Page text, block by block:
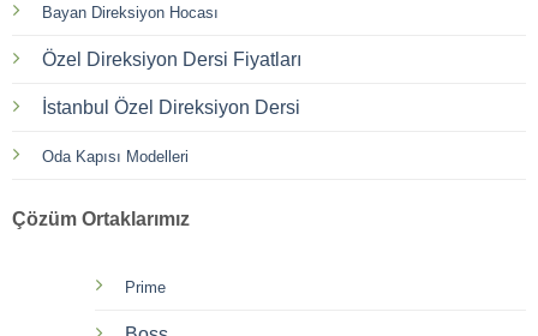
Bayan Direksiyon Hocası
Özel Direksiyon Dersi Fiyatları
İstanbul Özel Direksiyon Dersi
Oda Kapısı Modelleri
Çözüm Ortaklarımız
Prime